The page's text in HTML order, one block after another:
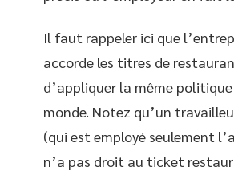
Il faut rappeler ici que
accorde les titres de
d’appliquer la même
monde. Notez qu’un
(qui est employé seulement
n’a pas droit au ticket